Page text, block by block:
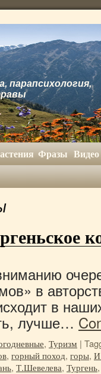
парапсихология,
Фразы Видео
в
в
лучше…
, Туризм |
, горный поход, горы,
, Т.Шевелева, Тургень